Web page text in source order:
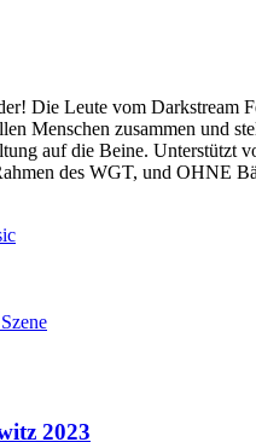
Die Leute vom Darkstream
Menschen zusammen und
auf die Beine. Unterstützt
des WGT, und OHNE
2023